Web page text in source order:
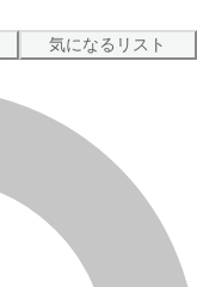
気になるリスト